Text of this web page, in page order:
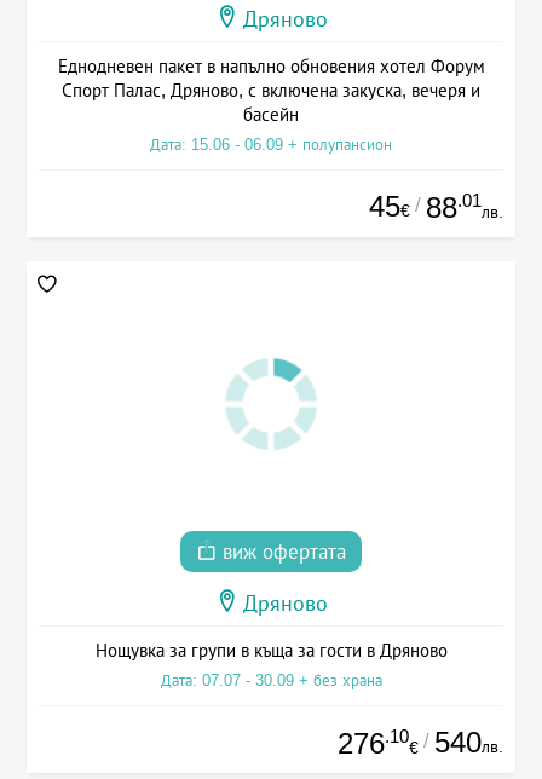
Дряново
Еднодневен пакет в напълно обновения хотел Форум
Спорт Палас, Дряново, с включена закуска, вечеря и
басейн
Дата: 15.06 - 06.09 + полупансион
45€ / 88.01
лв.
виж офертата
Дряново
Нощувка за групи в къща за гости в Дряново
Дата: 07.07 - 30.09 + без храна
276.10
€ / 540лв.